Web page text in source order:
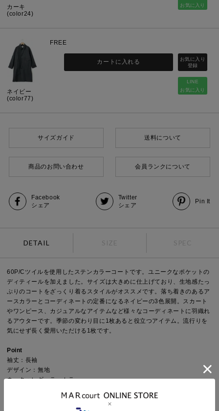
カーキ
(color24)
お気に入り
ネイビー
(color77)
FREE
LINE
お気に入り
カートに入れる
サイズガイド 送料について
商品のお問い合わせ 会員ランクについて
Facebook
シェア
Twitter
シェア
Pin It
DETAIL SIZE SPEC
60P/Cツイルを使用したステンカラーコートです。ユニークなポケットの
ディティールを加えました。サイズは大きめに仕上げており、生地感たっ
ぷりのコートをざっくり着るスタイルがオススメです。落ち着きのあるア
ースカラーとコーディネートの定番になるネイビーの3色展開。スカート
やワンピース、カジュアルなアイテムなど様々なコーディネートに羽織れ
るアウターです。季節の変わり目に1枚あると役立つアイテム。流行りを
気にせず長く愛用いただける1枚です。
Point
袖丈：長袖
デザイン：無地
ネック：レギュラーカラー